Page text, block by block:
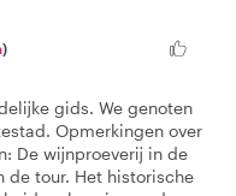
)
gids. We genoten
Opmerkingen over
De wijnproeverij in de
de tour. Het historische